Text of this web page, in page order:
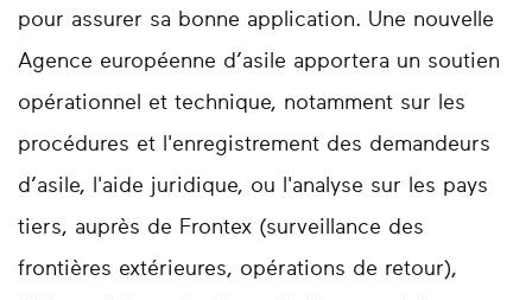
pour assurer sa bonne application. Une nouvelle
Agence européenne d’asile apportera un soutien
opérationnel et technique, notamment sur les
procédures et l'enregistrement des demandeurs
d’asile, l'aide juridique, ou l'analyse sur les pays
tiers, auprès de Frontex (surveillance des
frontières extérieures, opérations de retour),